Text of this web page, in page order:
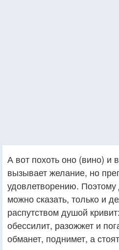
А вот похоть оно (вино) и
вызывает желание, но
удовлетворению.
можно сказать, только и
распутством душой
обессилит, разожжет и
обманет, поднимет, а